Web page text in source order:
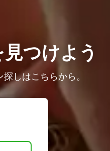
つけよう
しはこちらから。